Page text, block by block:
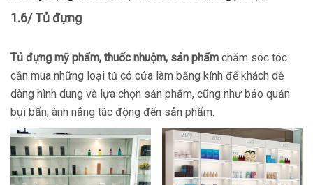
1.6/ Tủ đựng
Tủ đựng mỹ phẩm, thuốc nhuộm, sản phẩm chăm sóc tóc
cần mua những loại tủ có cửa làm bằng kính để khách dễ
dàng hình dung và lựa chọn sản phẩm, cũng như bảo quản
bụi bẩn, ánh nắng tác động đến sản phẩm.